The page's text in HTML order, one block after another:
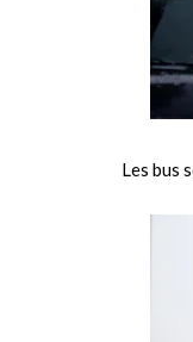
Les bus